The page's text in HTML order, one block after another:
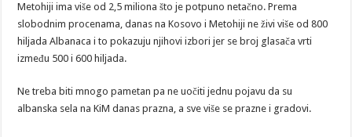
Metohiji ima više od 2,5 miliona što je potpuno netačno. Prema
slobodnim procenama, danas na Kosovo i Metohiji ne živi više od 800
hiljada Albanaca i to pokazuju njihovi izbori jer se broj glasača vrti
između 500 i 600 hiljada.
Ne treba biti mnogo pametan pa ne uočiti jednu pojavu da su
albanska sela na KiM danas prazna, a sve više se prazne i gradovi.